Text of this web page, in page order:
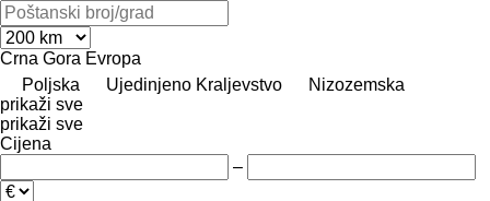
Crna Gora Evropa
Poljska
Ujedinjeno Kraljevstvo
Nizozemska
prikaži sve
prikaži sve
Cijena
–